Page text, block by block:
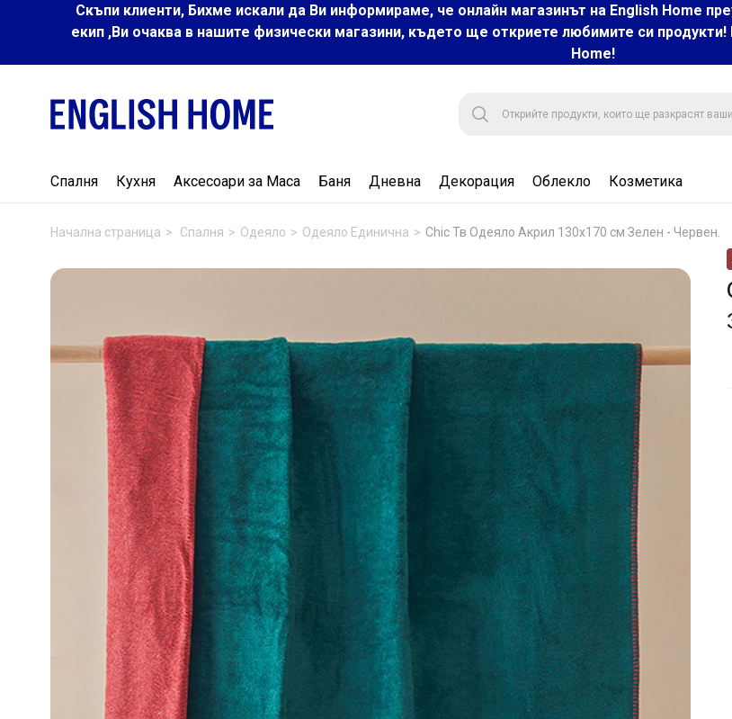
Скъпи клиенти, Бихме искали да Ви информираме, че онлайн магазинът на English Home
екип ,Ви очаква в нашите физически магазини, където ще откриете любимите си
Home!
Спалня Кухня Аксесоари за Маса Баня Дневна Декорация Облекло Козметика
Начална страница Спалня Одеяло Одеяло Единична Chic Тв Одеяло Акрил 130x170 см Зелен - Червен.